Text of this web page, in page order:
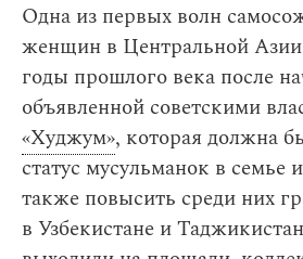
Одна из первых волн
женщин в Центральной
годы прошлого века после
объявленной советскими
«Худжум», которая должна
статус мусульманок в семье
также повысить среди них
в Узбекистане и